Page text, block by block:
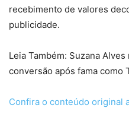
recebimento de valores
publicidade.
Leia Também: Suzana
conversão após fama como
Confira o conteúdo original